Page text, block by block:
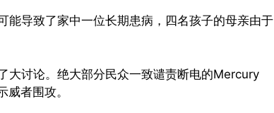
能导致了家中一位长期患病，四名孩子的母亲由于
大讨论。绝大部分民众一致谴责断电的Mercury
者围攻。